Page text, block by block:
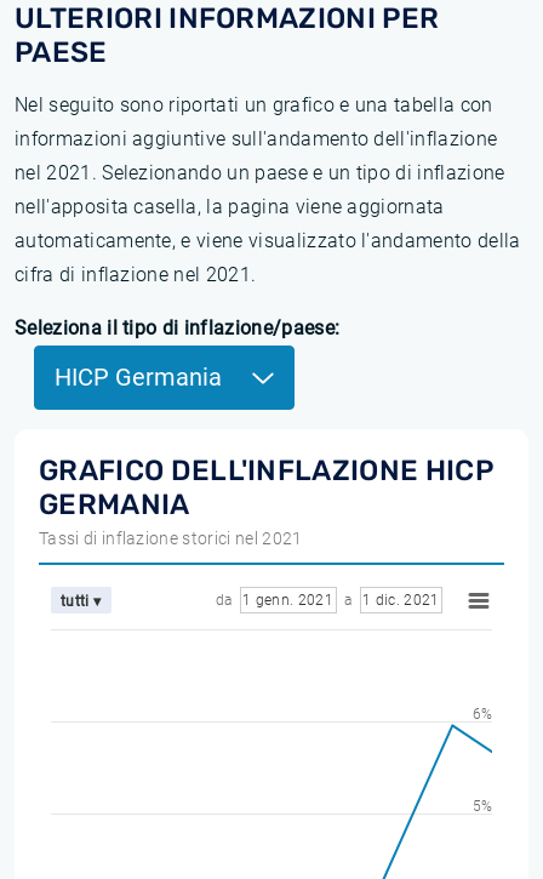
ULTERIORI INFORMAZIONI PER
PAESE
Nel seguito sono riportati un grafico e una tabella con
informazioni aggiuntive sull'andamento dell'inflazione
nel 2021. Selezionando un paese e un tipo di inflazione
nell'apposita casella, la pagina viene aggiornata
automaticamente, e viene visualizzato l'andamento della
cifra di inflazione nel 2021.
Seleziona il tipo di inflazione/paese:
HICP Germania
GRAFICO DELL'INFLAZIONE HICP
GERMANIA
Tassi di inflazione storici nel 2021
tutti ▾ da 1 genn. 2021 a 1 dic. 2021
5%
6%